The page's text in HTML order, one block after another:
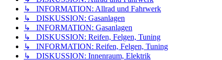
↳ INFORMATION: Allrad und Fahrwerk
↳ DISKUSSION: Gasanlagen
↳ INFORMATION: Gasanlagen
↳ DISKUSSION: Reifen, Felgen, Tuning
↳ INFORMATION: Reifen, Felgen, Tuning
↳ DISKUSSION: Innenraum, Elektrik